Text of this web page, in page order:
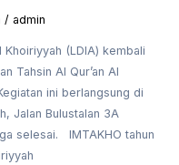
/ admin
Khoiriyyah (LDIA) kembali
Tahsin Al Qur’an Al
ini berlangsung di
Jalan Bulustalan 3A
selesai. IMTAKHO tahun